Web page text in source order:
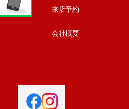
来店予約
会社概要